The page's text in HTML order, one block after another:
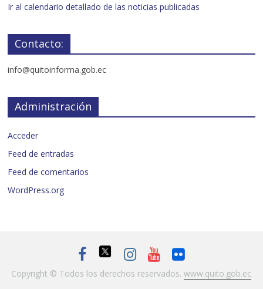
Ir al calendario detallado de las noticias publicadas
Contacto:
info@quitoinforma.gob.ec
Administración
Acceder
Feed de entradas
Feed de comentarios
WordPress.org
Copyright © Todos los derechos reservados.www.quito.gob.ec